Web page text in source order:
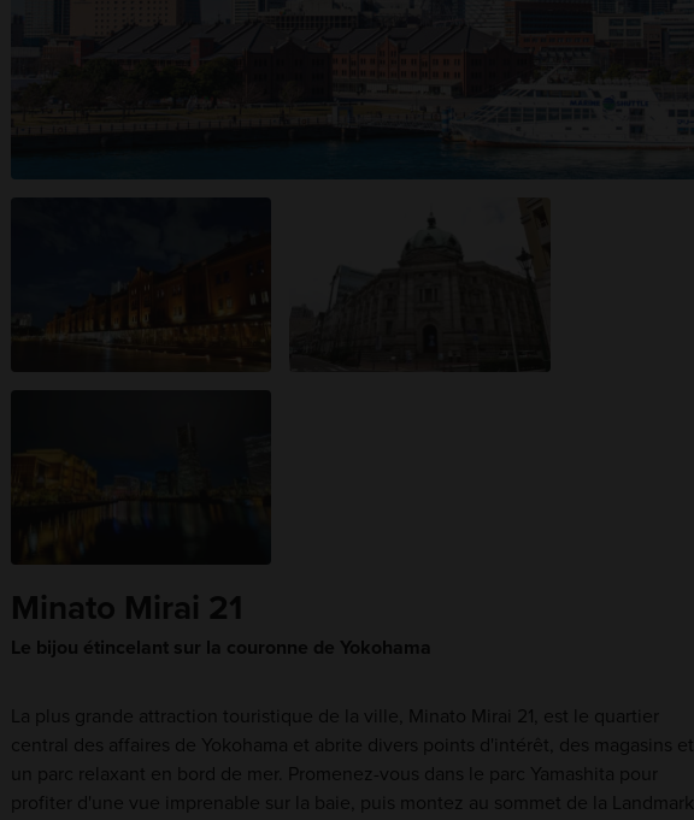
Minato Mirai 21
Le bijou étincelant sur la couronne de Yokohama
La plus grande attraction touristique de la ville, Minato Mirai 21, est le quartier
central des affaires de Yokohama et abrite divers points d'intérêt, des magasins et
un parc relaxant en bord de mer. Promenez-vous dans le parc Yamashita pour
profiter d'une vue imprenable sur la baie, puis montez au sommet de la Landmark